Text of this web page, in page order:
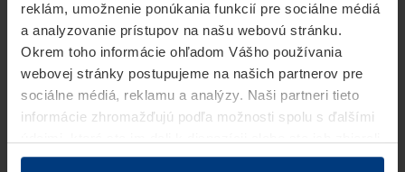
reklám, umožnenie ponúkania funkcií pre sociálne médiá
a analyzovanie prístupov na našu webovú stránku.
Okrem toho informácie ohľadom Vášho používania
webovej stránky postupujeme na našich partnerov pre
sociálne médiá, reklamu a analýzy. Naši partneri tieto
informácie zhromažďujú podľa možnosti spolu s ďalšími
v rámci Vášho využívania služieb.